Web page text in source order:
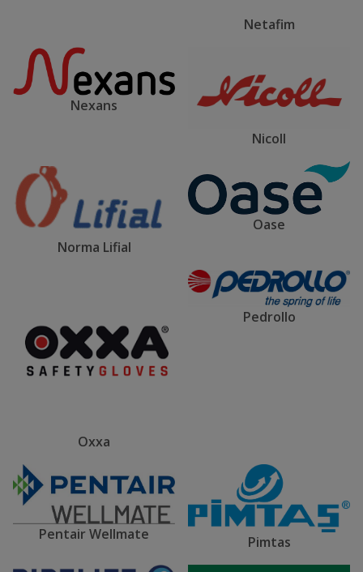
Netafim
Nexans
Nicoll
Norma Lifial
Oase
Oxxa
Pedrollo
Pentair Wellmate Pimtas